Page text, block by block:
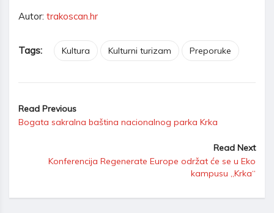
Autor: trakoscan.hr
Tags: Kultura Kulturni turizam Preporuke
Read Previous
Bogata sakralna baština nacionalnog parka Krka
Read Next
Konferencija Regenerate Europe održat će se u Eko
kampusu „Krka“